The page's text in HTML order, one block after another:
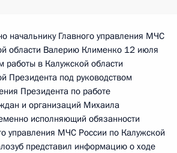
начальнику Главного управления МЧС
области Валерию Клименко 12 июля
работы в Калужской области
Президента под руководством
Президента по работе
и организаций Михаила
исполняющий обязанности
управления МЧС России по Калужской
представил информацию о ходе